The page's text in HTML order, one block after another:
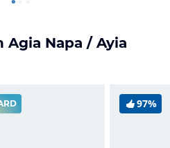
Napa / Ayia
97%